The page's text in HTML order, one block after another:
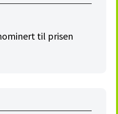
til prisen